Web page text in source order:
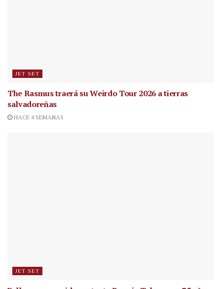
JET SET
The Rasmus traerá su Weirdo Tour 2026 a tierras
salvadoreñas
HACE 4 SEMANAS
JET SET